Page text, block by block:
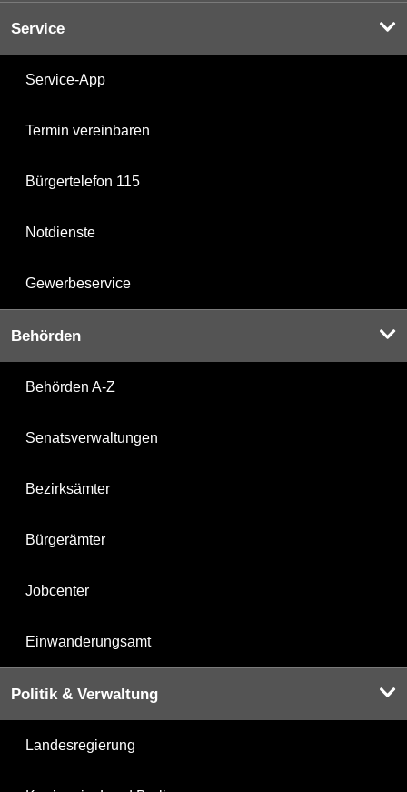
Service
Service-App
Termin vereinbaren
Bürgertelefon 115
Notdienste
Gewerbeservice
Behörden
Behörden A-Z
Senatsverwaltungen
Bezirksämter
Bürgerämter
Jobcenter
Einwanderungsamt
Politik & Verwaltung
Landesregierung